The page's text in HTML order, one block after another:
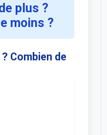
plus ?
moins ?
Combien de